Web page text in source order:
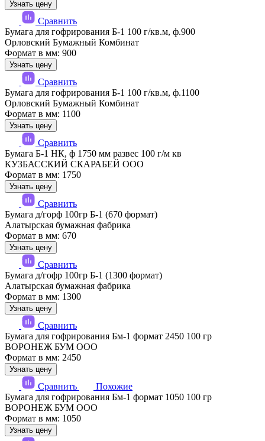
Узнать цену
Сравнить
Бумага для гофрирования Б-1 100 г/кв.м, ф.900
Орловский Бумажный Комбинат
Формат в мм: 900
Узнать цену
Сравнить
Бумага для гофрирования Б-1 100 г/кв.м, ф.1100
Орловский Бумажный Комбинат
Формат в мм: 1100
Узнать цену
Сравнить
Бумага Б-1 НК, ф 1750 мм развес 100 г/м кв
КУЗБАССКИЙ СКАРАБЕЙ ООО
Формат в мм: 1750
Узнать цену
Сравнить
Бумага д/горф 100гр Б-1 (670 формат)
Алатырская бумажная фабрика
Формат в мм: 670
Узнать цену
Сравнить
Бумага д/гофр 100гр Б-1 (1300 формат)
Алатырская бумажная фабрика
Формат в мм: 1300
Узнать цену
Сравнить
Бумага для гофрирования Бм-1 формат 2450 100 гр
ВОРОНЕЖ БУМ ООО
Формат в мм: 2450
Узнать цену
Сравнить
Похожие
Бумага для гофрирования Бм-1 формат 1050 100 гр
ВОРОНЕЖ БУМ ООО
Формат в мм: 1050
Узнать цену